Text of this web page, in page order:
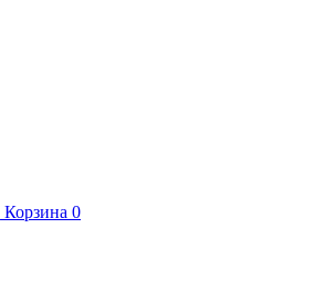
Корзина 0